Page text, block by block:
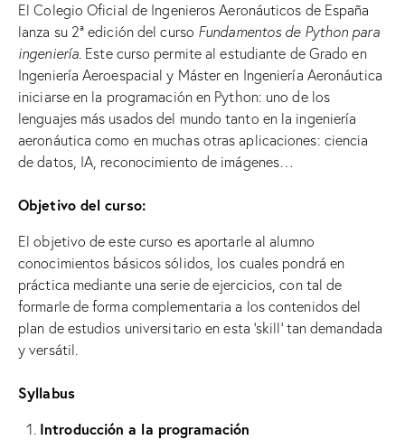
El Colegio Oficial de Ingenieros Aeronáuticos de España
lanza su 2ª edición del curso Fundamentos de Python para
ingeniería. Este curso permite al estudiante de Grado en
Ingeniería Aeroespacial y Máster en Ingeniería Aeronáutica
iniciarse en la programación en Python: uno de los
lenguajes más usados del mundo tanto en la ingeniería
aeronáutica como en muchas otras aplicaciones: ciencia
de datos, IA, reconocimiento de imágenes…
Objetivo del curso:
El objetivo de este curso es aportarle al alumno
conocimientos básicos sólidos, los cuales pondrá en
práctica mediante una serie de ejercicios, con tal de
formarle de forma complementaria a los contenidos del
plan de estudios universitario en esta ‘skill’ tan demandada
y versátil.
Syllabus
Introducción a la programación